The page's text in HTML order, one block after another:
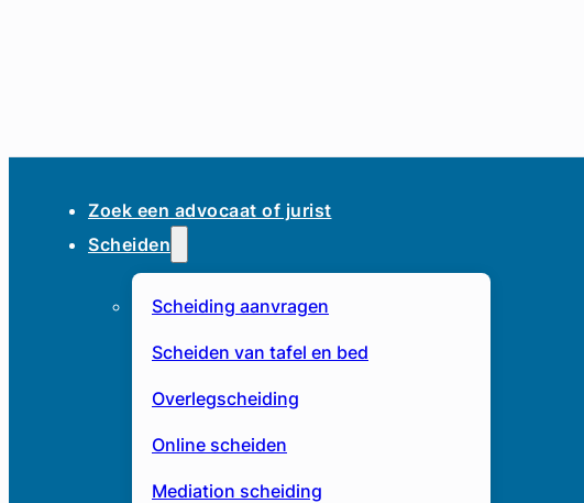
Zoek een advocaat of jurist
Scheiden
Scheiding aanvragen
Scheiden van tafel en bed
Overlegscheiding
Online scheiden
Mediation scheiding